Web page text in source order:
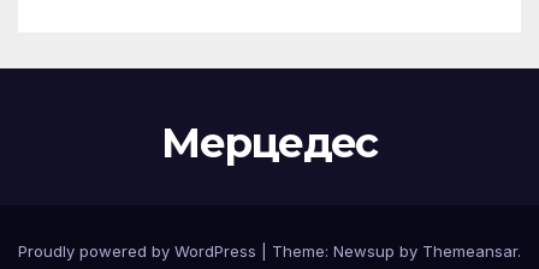
Мерцедес
Proudly powered by WordPress Theme: Newsup by Themeansar.